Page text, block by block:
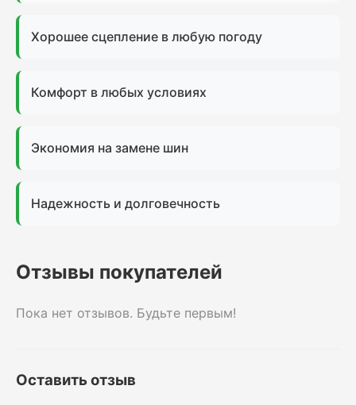
Хорошее сцепление в любую погоду
Комфорт в любых условиях
Экономия на замене шин
Надежность и долговечность
Отзывы покупателей
Пока нет отзывов. Будьте первым!
Оставить отзыв